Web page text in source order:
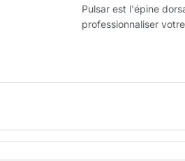
Pulsar est l'épine
professionnaliser